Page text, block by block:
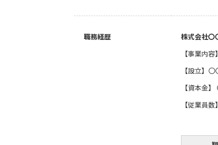
職務経歴 株式会社〇
【事業内
【設立】
【資本金
【従業員